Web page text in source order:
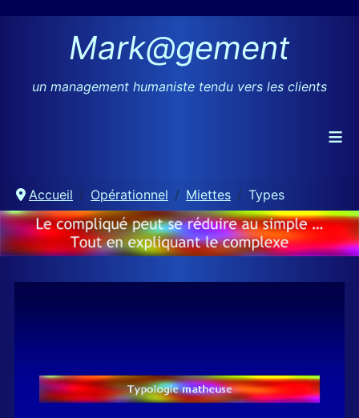
Mark@gement
un management humaniste tendu vers les clients
≡
Accueil Opérationnel Miettes Types